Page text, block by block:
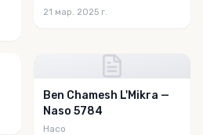
21 мар. 2025 г.
Ben Chamesh L'Mikra —
Naso 5784
Насо